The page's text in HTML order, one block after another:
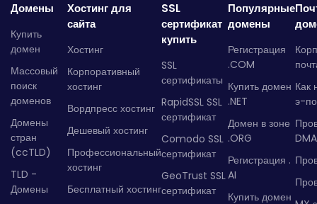
Домены
Купить
домен
Массовый
поиск
доменов
Домены
стран
(ccTLD)
TLD -
Домены
Хостинг для
сайта
Хостинг
Корпоративный
хостинг
Вордпресс хостинг
Дешевый хостинг
Профессиональный
хостинг
Бесплатный хостинг
SSL
сертификат
купить
SSL
сертификаты
RapidSSL SSL
сертификат
Comodo SSL
сертификат
GeoTrust SSL
сертификат
Популярные
домены
Регистрация
.COM
Купить домен
.NET
Домен в зоне
.ORG
Регистрация .
AI
Купить домен
Как
э-